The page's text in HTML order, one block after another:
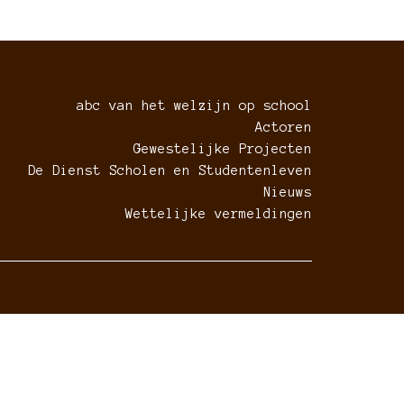
abc van het welzijn op school
Actoren
Gewestelijke Projecten
De Dienst Scholen en Studentenleven
Nieuws
Wettelijke vermeldingen